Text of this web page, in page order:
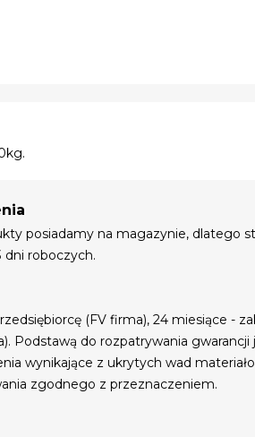
posiadamy na magazynie, dlatego
dni roboczych.
(FV firma), 24 miesiące -
Podstawą do rozpatrywania
wynikające z ukrytych wad
zgodnego z przeznaczeniem.